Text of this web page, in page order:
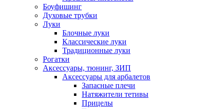
Боуфишинг
Духовые трубки
Луки
Блочные луки
Классические луки
Традиционные луки
Рогатки
Аксессуары, тюнинг, ЗИП
Аксессуары для арбалетов
Запасные плечи
Натяжители тетивы
Прицелы